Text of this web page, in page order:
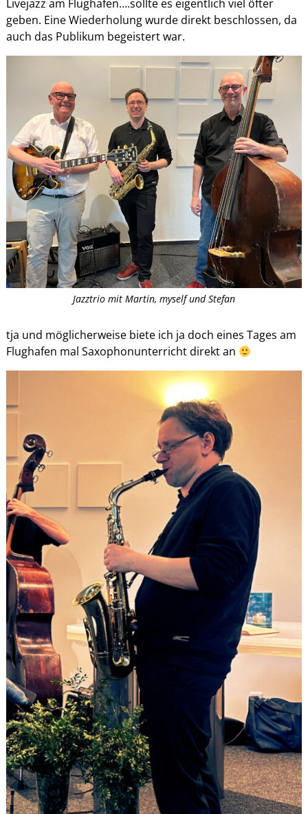
Livejazz am Flughafen….sollte es eigentlich viel öfter
geben. Eine Wiederholung wurde direkt beschlossen, da
auch das Publikum begeistert war.
Jazztrio mit Martin, myself und Stefan
tja und möglicherweise biete ich ja doch eines Tages am
Flughafen mal Saxophonunterricht direkt an